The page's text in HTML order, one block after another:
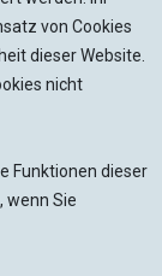
von Cookies
dieser Website.
nicht
Funktionen dieser
wenn Sie